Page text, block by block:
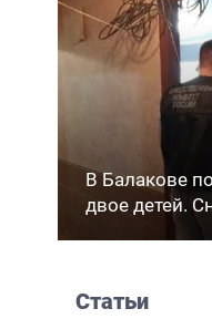
В Балакове
двое детей.
Статьи